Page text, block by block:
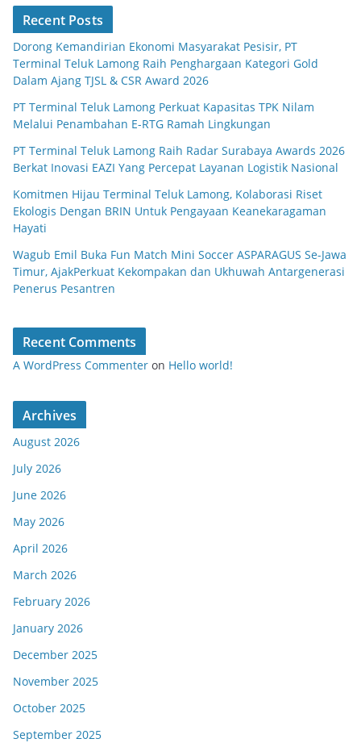
Recent Posts
Dorong Kemandirian Ekonomi Masyarakat Pesisir, PT
Terminal Teluk Lamong Raih Penghargaan Kategori Gold
Dalam Ajang TJSL & CSR Award 2026
PT Terminal Teluk Lamong Perkuat Kapasitas TPK Nilam
Melalui Penambahan E-RTG Ramah Lingkungan
PT Terminal Teluk Lamong Raih Radar Surabaya Awards 2026
Berkat Inovasi EAZI Yang Percepat Layanan Logistik Nasional
Komitmen Hijau Terminal Teluk Lamong, Kolaborasi Riset
Ekologis Dengan BRIN Untuk Pengayaan Keanekaragaman
Hayati
Wagub Emil Buka Fun Match Mini Soccer ASPARAGUS Se-Jawa
Timur, AjakPerkuat Kekompakan dan Ukhuwah Antargenerasi
Penerus Pesantren
Recent Comments
A WordPress Commenter on Hello world!
Archives
August 2026
July 2026
June 2026
May 2026
April 2026
March 2026
February 2026
January 2026
December 2025
November 2025
October 2025
September 2025